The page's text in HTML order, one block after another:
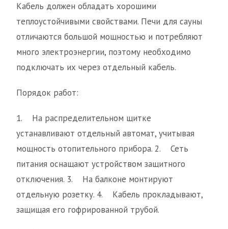
Кабель должен обладать хорошими
теплоустойчивыми свойствами. Печи для сауны
отличаются большой мощностью и потребляют
много электроэнергии, поэтому необходимо
подключать их через отдельный кабель.
Порядок работ:
1. На распределительном щитке
устанавливают отдельный автомат, учитывая
мощность отопительного прибора. 2. Сеть
питания оснащают устройством защитного
отключения. 3. На балконе монтируют
отдельную розетку. 4. Кабель прокладывают,
защищая его гофрированной трубой.